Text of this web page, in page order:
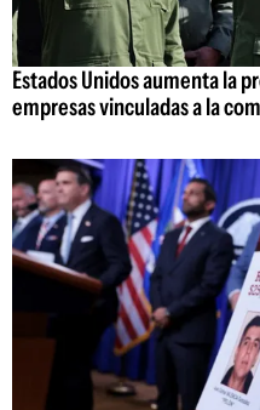
Estados Unidos aumenta la
empresas vinculadas a la